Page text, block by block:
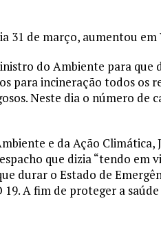
31 de março, aumentou em
do Ambiente para que
para incineração todos os
Neste dia o número de
e da Ação Climática,
que dizia “tendo em
durar o Estado de
A fim de proteger a